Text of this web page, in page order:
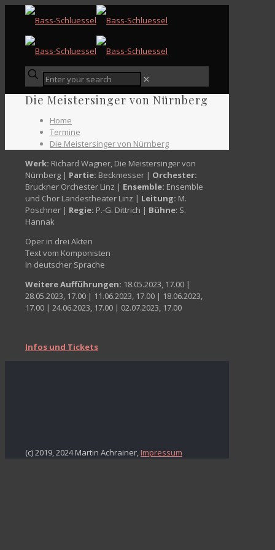
✕
Die Meistersinger von Nürnberg
Home
Termine
Die Meistersinger von Nürnberg
Werk: Richard Wagner, Die Meistersinger von
Nürnberg | Partie: Beckmesser | Orchester:
Bruckner Orchester Linz | Ensemble: Ensemble
und Chor Landestheater Linz | Leitung: M.
Poschner | Regie: P.-G. Dittrich | Bühne: S.
Hannak
Oper in drei Akten
Text vom Komponisten
In deutscher Sprache
Weitere Aufführungen: 18.05.2023, 17.00 |
28.05.2023, 17.00 | 11.06.2023, 17.00 | 18.06.2023,
17.00 | 24.06.2023, 17.00 | 02.07.2023, 17.00
Infos und Tickets
(c) 2019, 2024 Martin Achrainer,Impressum